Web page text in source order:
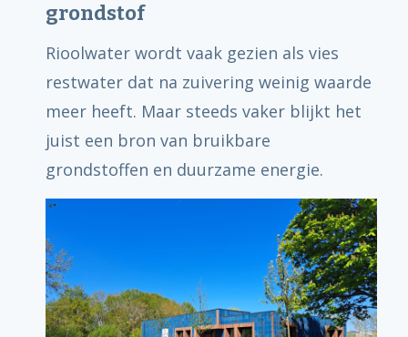
grondstof
Rioolwater wordt vaak gezien als vies
restwater dat na zuivering weinig waarde
meer heeft. Maar steeds vaker blijkt het
juist een bron van bruikbare
grondstoffen en duurzame energie.